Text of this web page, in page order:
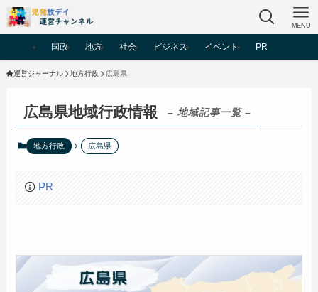
MENU
国政 地方 社会 ビジネス イベント PR
運営ジャーナル 地方行政 広島県
広島県地域行政情報 – 地域記事一覧 –
地方行政 広島県
PR